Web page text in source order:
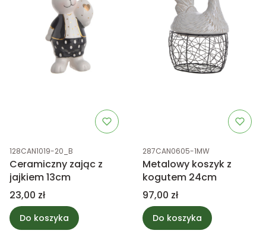
Kod produktu
128CAN1019-20_B
Ceramiczny zając z
jajkiem 13cm
Cena
23,00 zł
Do koszyka
Kod produktu
287CAN0605-1MW
Metalowy koszyk z
kogutem 24cm
Cena
97,00 zł
Do koszyka